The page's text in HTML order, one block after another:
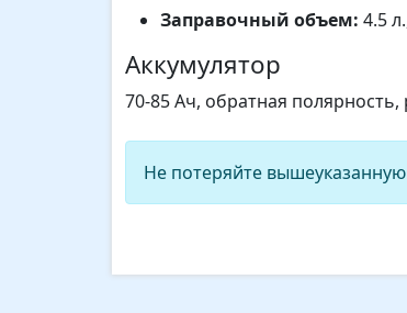
Заправочный объем: 4.5
Аккумулятор
70-85 Ач, обратная
Не потеряйте